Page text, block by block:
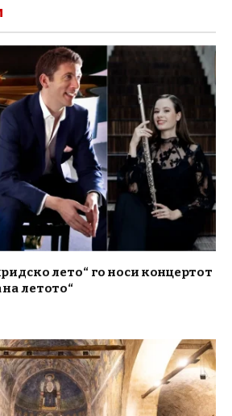
лето“ го носи концертот
летото“